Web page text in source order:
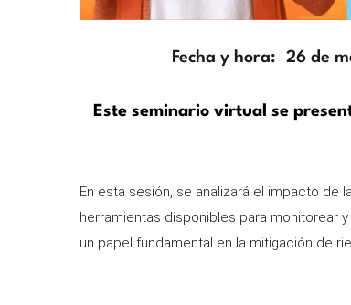
Fecha y hora 26 de
Description
Este seminario virtual se
En esta sesión, se analizará el impacto de
herramientas disponibles para monitorear
un papel fundamental en la mitigación de